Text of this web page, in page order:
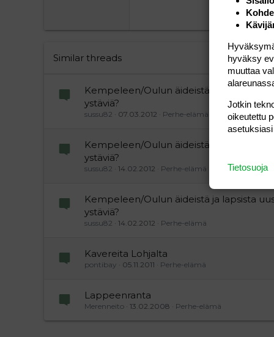
26
Trebuchet MS
Similar threads
Kempeleen/Oulun äideistä ja lapsista
ystäviä?
sussu82 07.03.2012 Perhe-elämä
Kempeleen/Oulun äideistä ja lapsista
ystäviä?
sussu82 14.02.2012 Perhe-elämä
Kempeleen/Oulun äideistä ja lapsista
ystäviä?
sussu82 14.02.2012 Perhe-elämä
Kavereita Lohjalta
pontibay 05.11.2011 Perhe-elämä
Lappeenranta
Merenneito 13.02.2008 Perhe-elämä
hyväksy
muuttaa
Jotkin
oikeutettu
Tietosuoja